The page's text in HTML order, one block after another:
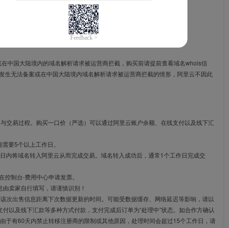
完成绑定。
中国大陆境内的域名解析请求被运营商拦截，购买前请提前查看域名whois信
无法备案或在中国大陆境内域名解析请求被运营商拦截的情形，阿里云不因此
交易过程。购买一口价（严选）可以通过阿里云账户余额、在线支付以及线下汇
要5个以上工作日。
将域名转入阿里云从而完成交易。域名转入成功后，通常1个工作日完成交
制台-费用中心申请发票。
卖家自行填写，请谨慎识别！
次出售信息距离下次数据更新的时间。可能受数据缓存、网络延迟等影响，请以
以及线下汇款等多种方式付款，支付完成后订单为“处理中”状态。如合作方确认
有60天内禁止转移注册商的限制或其他原因，处理时间会超过15个工作日，请